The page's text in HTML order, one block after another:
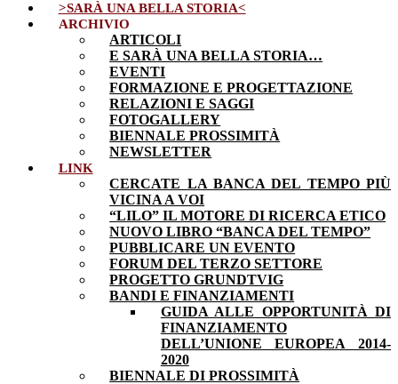
>SARÀ UNA BELLA STORIA<
ARCHIVIO
ARTICOLI
E SARÀ UNA BELLA STORIA…
EVENTI
FORMAZIONE E PROGETTAZIONE
RELAZIONI E SAGGI
FOTOGALLERY
BIENNALE PROSSIMITÀ
NEWSLETTER
LINK
CERCATE LA BANCA DEL TEMPO PIÙ
VICINA A VOI
“LILO” IL MOTORE DI RICERCA ETICO
NUOVO LIBRO “BANCA DEL TEMPO”
PUBBLICARE UN EVENTO
FORUM DEL TERZO SETTORE
PROGETTO GRUNDTVIG
BANDI E FINANZIAMENTI
GUIDA ALLE OPPORTUNITÀ DI
FINANZIAMENTO
DELL’UNIONE EUROPEA 2014-
2020
BIENNALE DI PROSSIMITÀ